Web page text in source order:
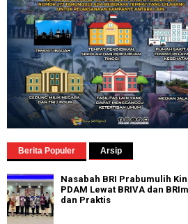
Berita Populer Arsip
Nasabah BRI Prabumulih
PDAM Lewat BRIVA dan
dan Praktis